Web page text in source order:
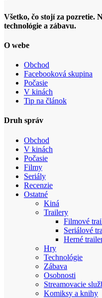
Všetko, čo stojí za pozretie.
technológie a zábavu.
O webe
Obchod
Facebooková skupina
Počasie
V kinách
Tip na článok
Druh správ
Obchod
V kinách
Počasie
Filmy
Seriály
Recenzie
Ostatné
Kiná
Trailery
Filmové
Seriálové
Herné
Hry
Technológie
Zábava
Osobnosti
Streamovacie
Komiksy a knihy